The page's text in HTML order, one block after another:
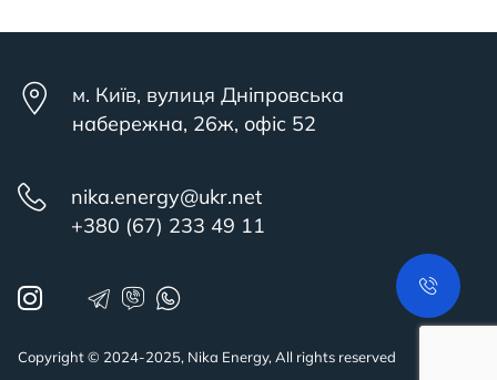
м. Київ, вулиця Дніпровська
набережна, 26ж, офіс 52
nika.energy@ukr.net
+380 (67) 233 49 11
Copyright © 2024-2025, Nika Energy, All rights reserved